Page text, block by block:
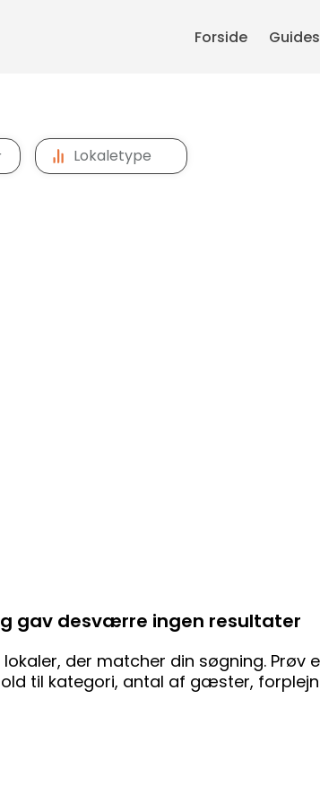
Forside
Lokaletype
gav desværre ingen resultater
der matcher din søgning. Prøv
til kategori, antal af gæster,